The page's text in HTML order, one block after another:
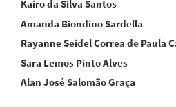
artigo
principal
Kairo da Silva Santos
Amanda Biondino Sardella
Rayanne Seidel Correa de Paula
Sara Lemos Pinto Alves
Alan José Salomão Graça